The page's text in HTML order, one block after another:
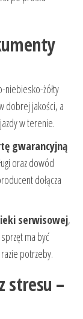
niebiesko-żółty
dobrej jakości, a
w terenie.
gwarancyjną
oraz dowód
dołącza
serwisowej,
ma być
potrzeby.
stresu –